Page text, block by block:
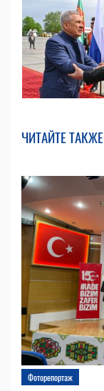
ЧИТАЙТЕ ТАКЖЕ
Фоторепортаж